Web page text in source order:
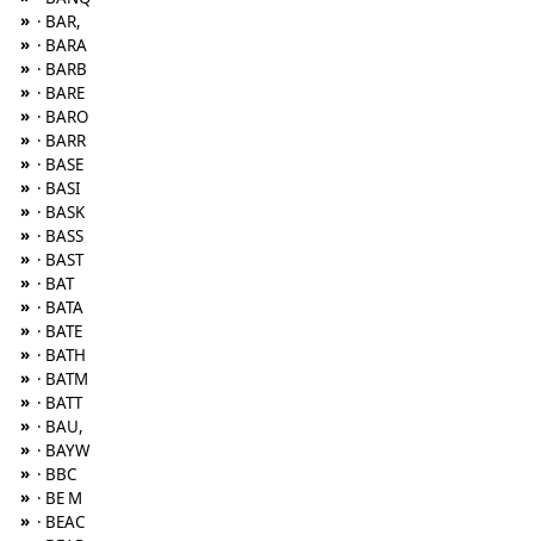
» · BAR,
» · BARA
» · BARB
» · BARE
» · BARO
» · BARR
» · BASE
» · BASI
» · BASK
» · BASS
» · BAST
» · BAT
» · BATA
» · BATE
» · BATH
» · BATM
» · BATT
» · BAU,
» · BAYW
» · BBC
» · BE M
» · BEAC